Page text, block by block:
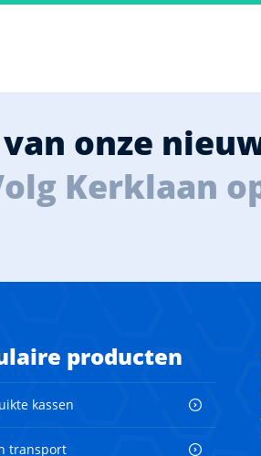
onze
Kerklaan
producten
kassen
transport